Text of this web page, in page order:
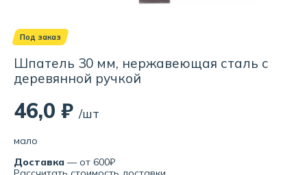
Под заказ
Шпатель 30 мм, нержавеющая сталь с
деревянной ручкой
46,0 ₽ /шт
мало
Доставка — от 600₽